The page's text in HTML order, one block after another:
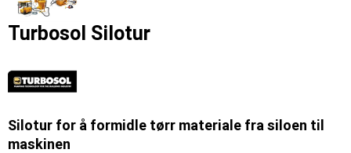
Turbosol Silotur
Silotur for å formidle tørr materiale fra siloen til
maskinen